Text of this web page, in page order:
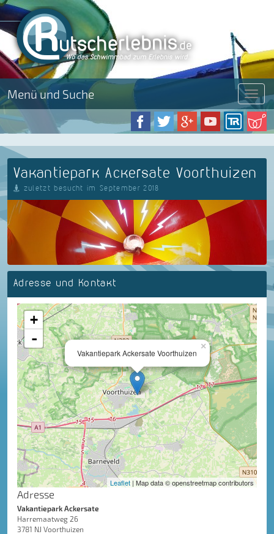
Menü und Suche Menü
Vakantiepark Ackersate Voorthuizen
zuletzt besucht im September 2018
Adresse und Kontakt
×
Vakantiepark Ackersate Voorthuizen
+
-
Leaflet | Map data © openstreetmap contributors
Adresse
Vakantiepark Ackersate
Harremaatweg 26
3781 NJ Voorthuizen